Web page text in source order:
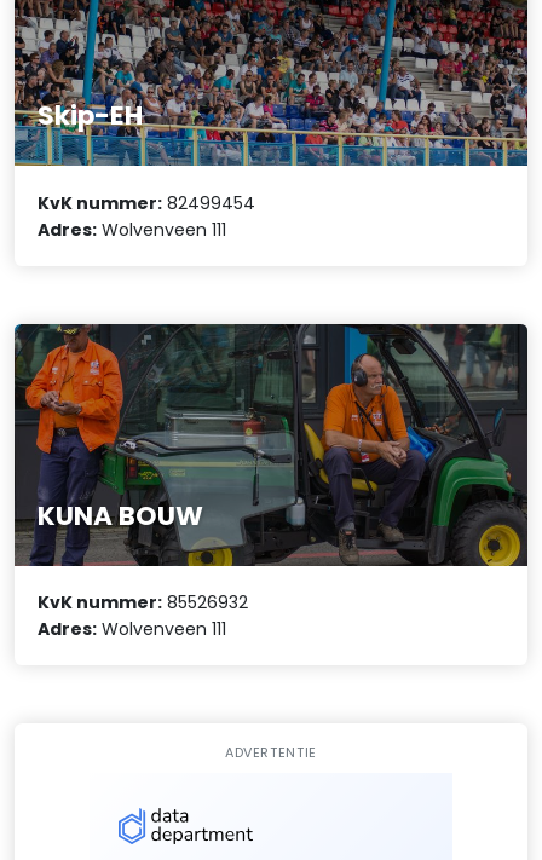
Skip-EH
KvK nummer: 82499454
Adres: Wolvenveen 111
KUNA BOUW
KvK nummer: 85526932
Adres: Wolvenveen 111
ADVERTENTIE